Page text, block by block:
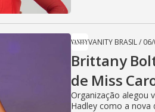
VANITY BRASIL/
Brittany
de Miss
Organização alegou
Hadley como a